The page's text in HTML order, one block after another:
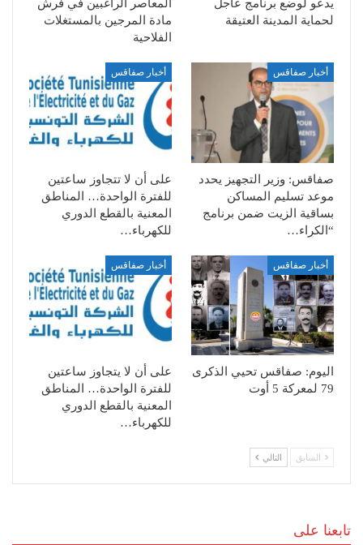
يدعو لوضع برنامج عاجل
لحماية المدينة العتيقة
المعاصر الراغبين في فرش
مادة المرجين بالمستغلات
الفلاحية
أخبار صفاقس
صفاقس: وزير التجهيز يحدد
موعد تسليم المساكن
بساقية الزيت ضمن برنامج
“الكراء…
أخبار صفاقس
على أن لا تتجاوز ساعتين
للفترة الواحدة… المناطق
المعنية بالقطع الدوري
للكهرباء…
أخبار صفاقس
اليوم: صفاقس تحيي الذكرى
79 لمعركة 5 أوت
أخبار صفاقس
على أن لا يتجاوز ساعتين
للفترة الواحدة… المناطق
المعنية بالقطع الدوري
للكهرباء…
السابق التالي
تابعنا على